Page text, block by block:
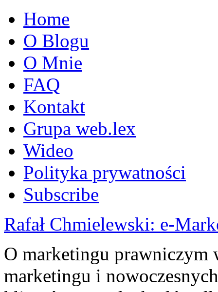
Home
O Blogu
O Mnie
FAQ
Kontakt
Grupa web.lex
Wideo
Polityka prywatności
Subscribe
Rafał Chmielewski: e-
O marketingu prawniczym
marketingu i